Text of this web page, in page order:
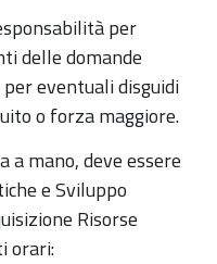
per
delle domande
eventuali disguidi
o forza maggiore.
a mano, deve essere
e Sviluppo
Risorse
orari: